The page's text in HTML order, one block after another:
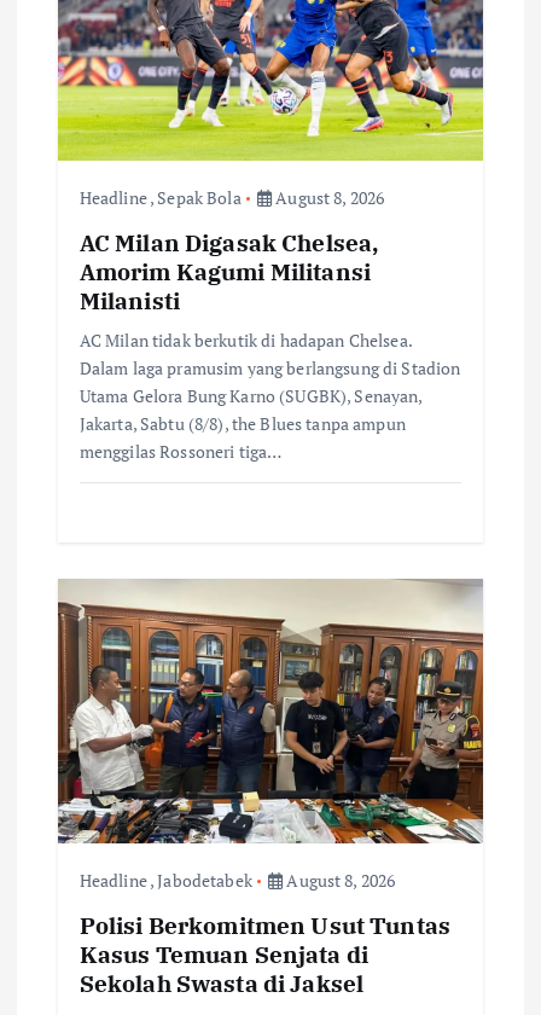
g
a
t
Headline, Sepak Bola August 8, 2026
AC Milan Digasak Chelsea,
Amorim Kagumi Militansi
Milanisti
AC Milan tidak berkutik di hadapan Chelsea.
Dalam laga pramusim yang berlangsung di Stadion
Utama Gelora Bung Karno (SUGBK), Senayan,
Jakarta, Sabtu (8/8), the Blues tanpa ampun
menggilas Rossoneri tiga…
Headline,Jabodetabek August 8, 2026
Polisi Berkomitmen Usut Tuntas
Kasus Temuan Senjata di
Sekolah Swasta di Jaksel